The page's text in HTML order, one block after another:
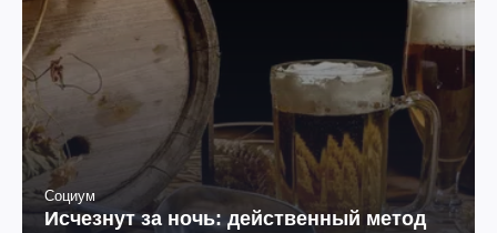
Социум
Исчезнут за ночь: действенный метод